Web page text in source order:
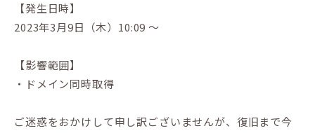
【発生日時】
2023年3月9日（木）10:09 ～
【影響範囲】
・ドメイン同時取得
ご迷惑をおかけして申し訳ございませんが、復旧まで今